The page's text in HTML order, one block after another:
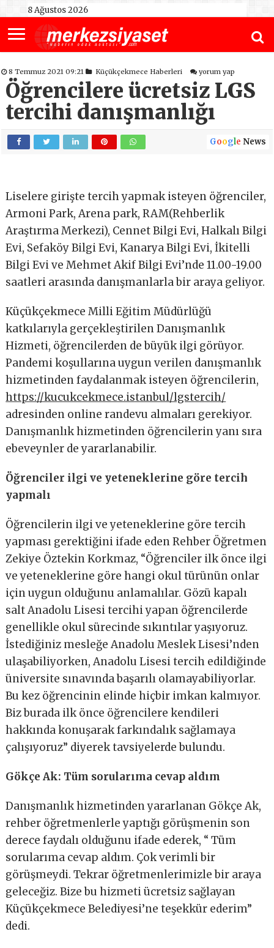
8 Ağustos 2026
8 Temmuz 2021 09:21 Küçükçekmece Haberleri yorum yap
Öğrencilere ücretsiz LGS
tercihi danışmanlığı
Google News
Liselere girişte tercih yapmak isteyen öğrenciler,
Armoni Park, Arena park, RAM(Rehberlik
Araştırma Merkezi), Cennet Bilgi Evi, Halkalı Bilgi
Evi, Sefaköy Bilgi Evi, Kanarya Bilgi Evi, İkitelli
Bilgi Evi ve Mehmet Akif Bilgi Evi’nde 11.00-19.00
saatleri arasında danışmanlarla bir araya geliyor.
Küçükçekmece Milli Eğitim Müdürlüğü
katkılarıyla gerçekleştirilen Danışmanlık
Hizmeti, öğrencilerden de büyük ilgi görüyor.
Pandemi koşullarına uygun verilen danışmanlık
hizmetinden faydalanmak isteyen öğrencilerin,
https://kucukcekmece.istanbul/lgstercih/
adresinden online randevu almaları gerekiyor.
Danışmanlık hizmetinden öğrencilerin yanı sıra
ebeveynler de yararlanabilir.
Öğrenciler ilgi ve yeteneklerine göre tercih
yapmalı
Öğrencilerin ilgi ve yeteneklerine göre tercih
yapması gerektiğini ifade eden Rehber Öğretmen
Zekiye Öztekin Korkmaz, “Öğrenciler ilk önce ilgi
ve yeteneklerine göre hangi okul türünün onlar
için uygun olduğunu anlamalılar. Gözü kapalı
salt Anadolu Lisesi tercihi yapan öğrencilerde
genellikle okul sürecinde sıkıntılar yaşıyoruz.
İstediğiniz mesleğe Anadolu Meslek Lisesi’nden
ulaşabiliyorken, Anadolu Lisesi tercih edildiğinde
üniversite sınavında başarılı olamayabiliyorlar.
Bu kez öğrencinin elinde hiçbir imkan kalmıyor.
Biz burada ilk önce öğrencilere kendileri
hakkında konuşarak farkındalık sağlamaya
çalışıyoruz” diyerek tavsiyelerde bulundu.
Gökçe Ak: Tüm sorularıma cevap aldım
Danışmanlık hizmetinden yararlanan Gökçe Ak,
rehber öğretmenlerle yaptığı görüşmenin son
derece faydalı olduğunu ifade ederek, “ Tüm
sorularıma cevap aldım. Çok verimli bir
görüşmeydi. Tekrar öğretmenlerimizle bir araya
geleceğiz. Bize bu hizmeti ücretsiz sağlayan
Küçükçekmece Belediyesi’ne teşekkür ederim”
dedi.